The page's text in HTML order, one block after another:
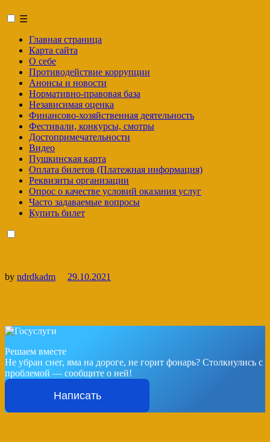
☰
Главная страница
Карта сайта
О себе
Противодействие коррупции
Анонсы и новости
Нормативно-правовая база
Независимая оценка
Финансово-хозяйственная деятельность
Фестивали, конкурсы, смотры
Достопримечательности
Видео
Пушкинская карта
Оплата билетов (Платежная информация)
Реквизиты организации
Опрос о качестве условий оказания услуг
Часто задаваемые вопросы
Купить билет
by ndrdkadm 29.10.2021
Решаем вместе
Не убран снег, яма на дороге, не горит фонарь? Столкнулись с
проблемой — сообщите о ней!
Написать